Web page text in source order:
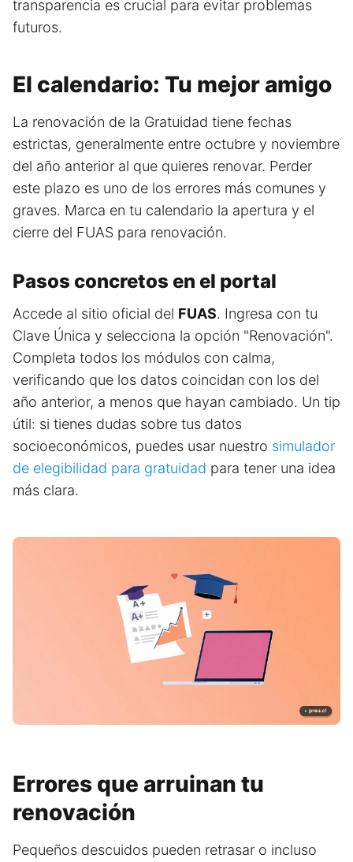
transparencia es crucial para evitar problemas
futuros.
El calendario: Tu mejor amigo
La renovación de la Gratuidad tiene fechas
estrictas, generalmente entre octubre y noviembre
del año anterior al que quieres renovar. Perder
este plazo es uno de los errores más comunes y
graves. Marca en tu calendario la apertura y el
cierre del FUAS para renovación.
Pasos concretos en el portal
Accede al sitio oficial del FUAS. Ingresa con tu
Clave Única y selecciona la opción "Renovación".
Completa todos los módulos con calma,
verificando que los datos coincidan con los del
año anterior, a menos que hayan cambiado. Un tip
útil: si tienes dudas sobre tus datos
socioeconómicos, puedes usar nuestro simulador
de elegibilidad para gratuidad para tener una idea
más clara.
Errores que arruinan tu
renovación
Pequeños descuidos pueden retrasar o incluso